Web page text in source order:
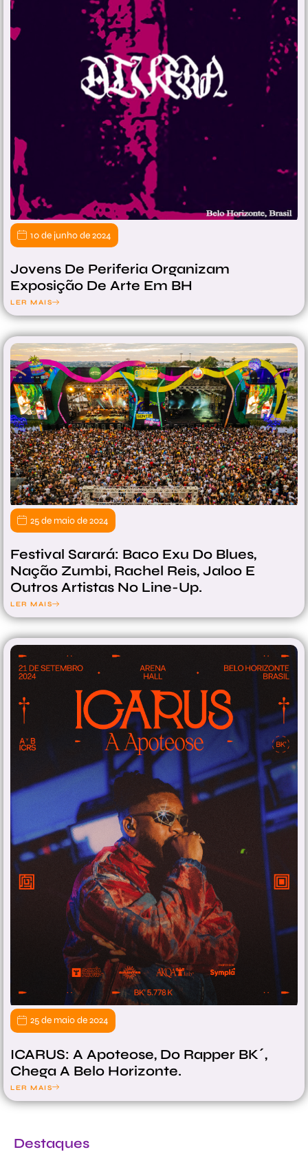
10 de junho de 2024
Jovens De Periferia Organizam
Exposição De Arte Em BH
LER MAIS
25 de maio de 2024
Festival Sarará: Baco Exu Do Blues,
Nação Zumbi, Rachel Reis, Jaloo E
Outros Artistas No Line-Up.
LER MAIS
25 de maio de 2024
ICARUS: A Apoteose, Do Rapper BK´,
Chega A Belo Horizonte.
LER MAIS
Destaques